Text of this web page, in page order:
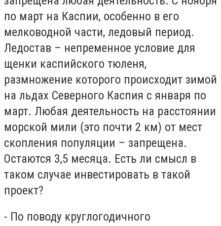
по март на Каспии, особенно в его
мелководной части, ледовый период.
Ледостав – непременное условие для
щенки каспийского тюленя,
размножение которого происходит зимой
на льдах Северного Каспия с января по
март. Любая деятельность на расстоянии
морской мили (это почти 2 км) от мест
скопления популяции – запрещена.
Остаются 3,5 месяца. Есть ли смысл в
таком случае инвестировать в такой
проект?
- По поводу круглогодичного